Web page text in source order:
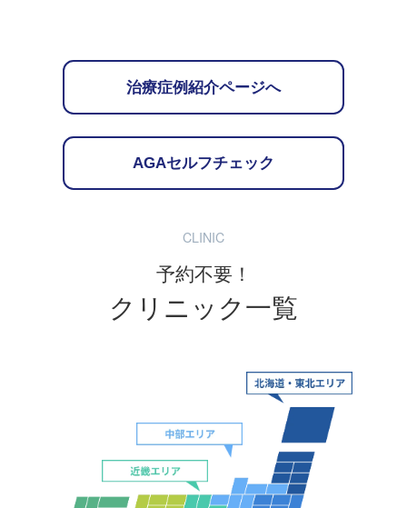
治療症例紹介ページへ
AGAセルフチェック
CLINIC
予約不要！
クリニック一覧